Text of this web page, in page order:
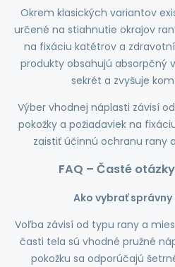
Okrem klasických variantov
určené na stiahnutie okrajov
na fixáciu katétrov a
produkty obsahujú absorpčný
sekrét a zvyšuje
Výber vhodnej náplasti závisí
pokožky a požiadaviek na
zaistiť účinnú ochranu rany
FAQ – Časté
Ako vybrať
Voľba závisí od typu rany a
časti tela sú vhodné pružné
pokožku sa odporúčajú